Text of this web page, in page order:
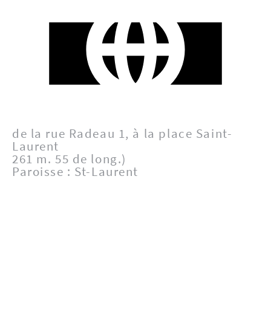
de la rue Radeau 1, à la place Saint-
Laurent
261 m. 55 de long.)
Paroisse : St-Laurent